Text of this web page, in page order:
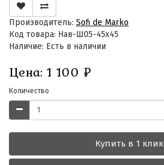
Производитель: Sofi de Marko
Код товара: Нав-Ш05-45х45
Наличие: Есть в наличии
Цена: 1 100 ₽
Количество
Купить в 1 клик